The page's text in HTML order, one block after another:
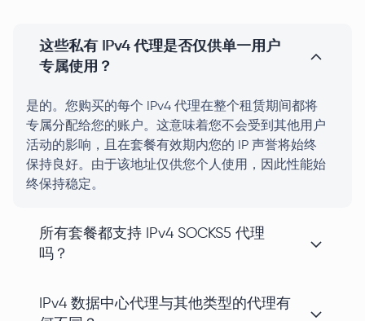
这些私有 IPv4 代理是否仅供单一用户
专属使用？
是的。您购买的每个 IPv4 代理在整个租赁期间都将
专属分配给您的账户。这意味着您不会受到其他用户
活动的影响，且在套餐有效期内您的 IP 声誉将始终
保持良好。由于该地址仅供您个人使用，因此性能始
终保持稳定。
所有套餐都支持 IPv4 SOCKS5 代理
吗？
IPv4 数据中心代理与其他类型的代理有